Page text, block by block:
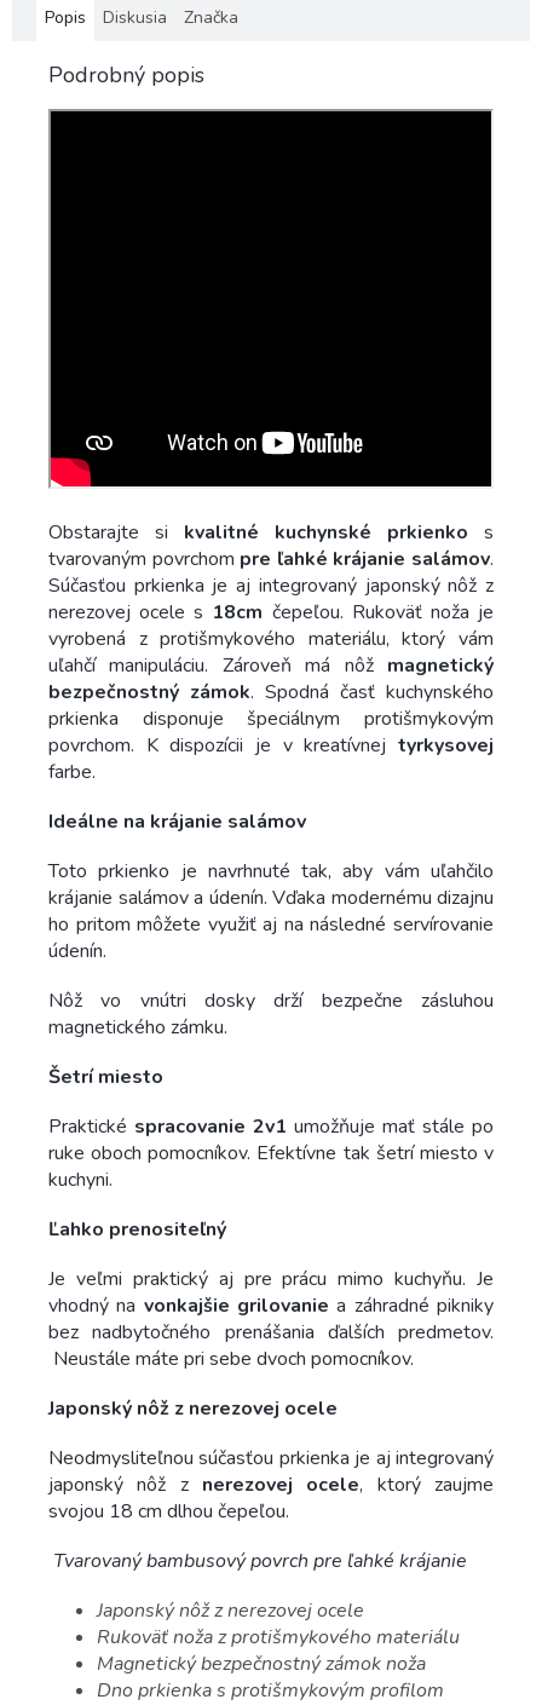
Popis Diskusia Značka
Podrobný popis
Obstarajte si kvalitné kuchynské prkienko s
tvarovaným povrchom pre ľahké krájanie salámov.
Súčasťou prkienka je aj integrovaný japonský nôž z
nerezovej ocele s 18cm čepeľou. Rukoväť noža je
vyrobená z protišmykového materiálu, ktorý vám
uľahčí manipuláciu. Zároveň má nôž magnetický
bezpečnostný zámok. Spodná časť kuchynského
prkienka disponuje špeciálnym protišmykovým
povrchom. K dispozícii je v kreatívnej tyrkysovej
farbe.
Ideálne na krájanie salámov
Toto prkienko je navrhnuté tak, aby vám uľahčilo
krájanie salámov a údenín. Vďaka modernému dizajnu
ho pritom môžete využiť aj na následné servírovanie
údenín.
Nôž vo vnútri dosky drží bezpečne zásluhou
magnetického zámku.
Šetrí miesto
Praktické spracovanie 2v1 umožňuje mať stále po
ruke oboch pomocníkov. Efektívne tak šetrí miesto v
kuchyni.
Ľahko prenositeľný
Je veľmi praktický aj pre prácu mimo kuchyňu. Je
vhodný na vonkajšie grilovanie a záhradné pikniky
bez nadbytočného prenášania ďalších predmetov.
Neustále máte pri sebe dvoch pomocníkov.
Japonský nôž z nerezovej ocele
Neodmysliteľnou súčasťou prkienka je aj integrovaný
japonský nôž z nerezovej ocele, ktorý zaujme
svojou 18 cm dlhou čepeľou.
Tvarovaný bambusový povrch pre ľahké krájanie
Japonský nôž z nerezovej ocele
Rukoväť noža z protišmykového materiálu
Magnetický bezpečnostný zámok noža
Dno prkienka s protišmykovým profilom